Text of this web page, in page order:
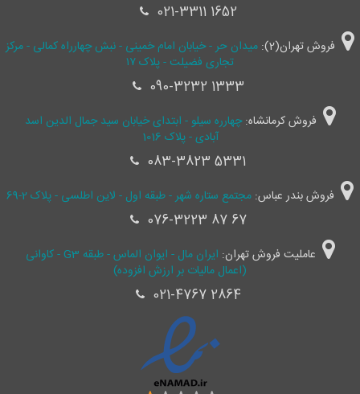
021-3311 1652
فروش تهران(2):
میدان حر - خیابان امام خمینی - نبش چهارراه کمالی - مرکز
تجاری فضیلت - پلاک ۱۷
090-3232 1333
فروش کرمانشاه:چهارره سیلو - ابتدای خیابان سید جمال ‌الدین اسد
آبادی - پلاک 1016
083-3823 5331
فروش بندر عباس: مجتمع ستاره شهر - طبقه اول - لاین اطلسی - پلاک 2-69
076-3223 87 67
عاملیت فروش تهران:
ایران مال - ایوان الماس - طبقه G3 - کاوانی
(اعمال مالیات بر ارزش افزوده)
021-4767 2864